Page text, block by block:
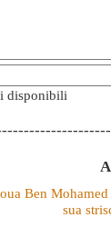
disponibili
Ben
sua